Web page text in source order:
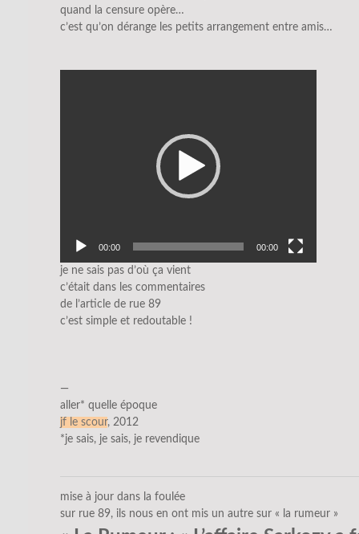
quand la censure opère…
c’est qu’on dérange les petits arrangement entre amis…
00:00 00:00
je ne sais pas d’où ça vient
c’était dans les commentaires
de l’article de rue 89
c’est simple et redoutable !
—
aller* quelle époque
jf le scour, 2012
*je sais, je sais, je revendique
mise à jour dans la foulée
sur rue 89, ils nous en ont mis un autre sur « la rumeur »